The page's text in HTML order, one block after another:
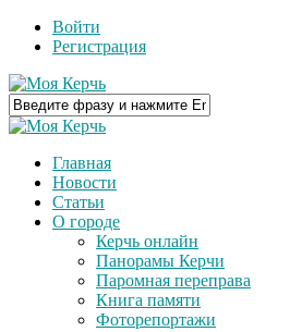
Войти
Регистрация
Главная
Новости
Статьи
О городе
Керчь онлайн
Панорамы Керчи
Паромная переправа
Книга памяти
Фоторепортажи